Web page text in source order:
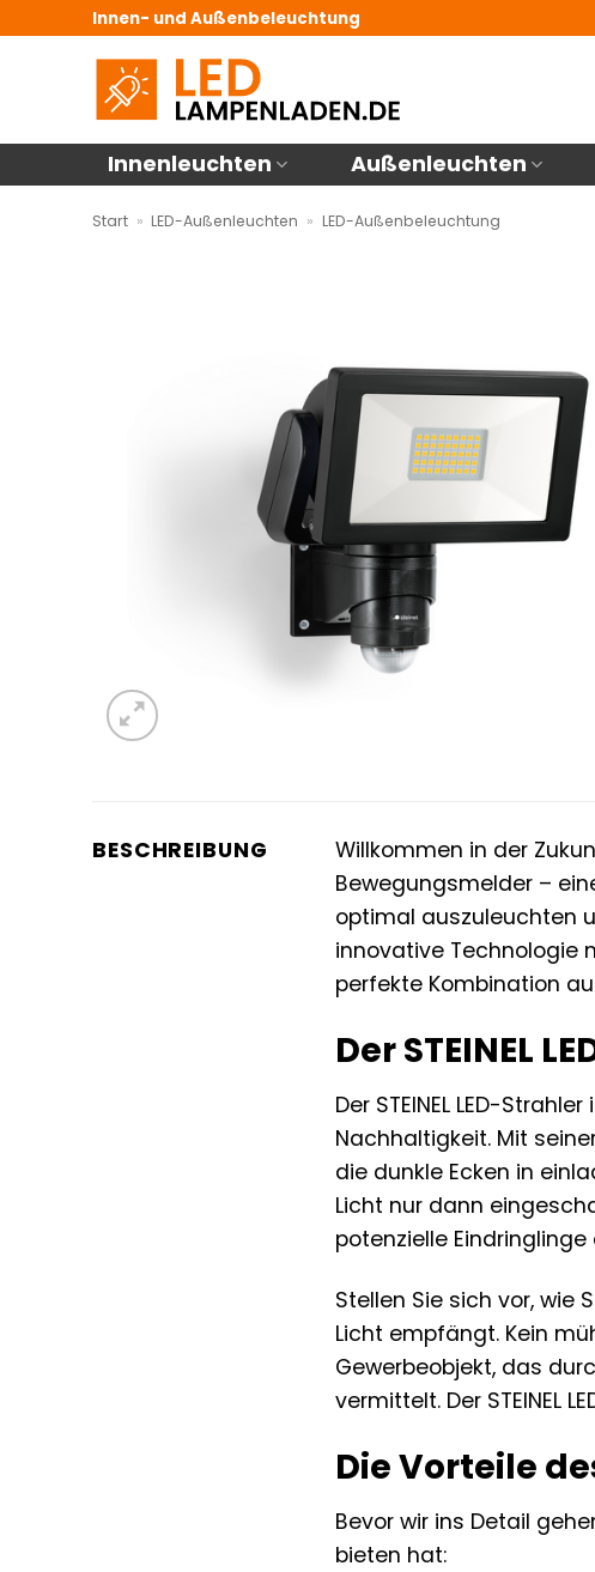
Innen- und Außenbeleuchtung
Innenleuchten Außenleuchten
Start » LED-Außenleuchten » LED-Außenbeleuchtung
BESCHREIBUNG Willkommen in der
Bewegungsmelder –
optimal auszuleuchten
innovative Technologie
perfekte Kombination
Der STEINEL
Der STEINEL LED-
Nachhaltigkeit. Mit
die dunkle Ecken in
Licht nur dann
potenzielle
Stellen Sie sich vor, wie
Licht empfängt. Kein
Gewerbeobjekt, das
vermittelt. Der STEINEL
Die Vorteile
Bevor wir ins Detail
bieten hat: